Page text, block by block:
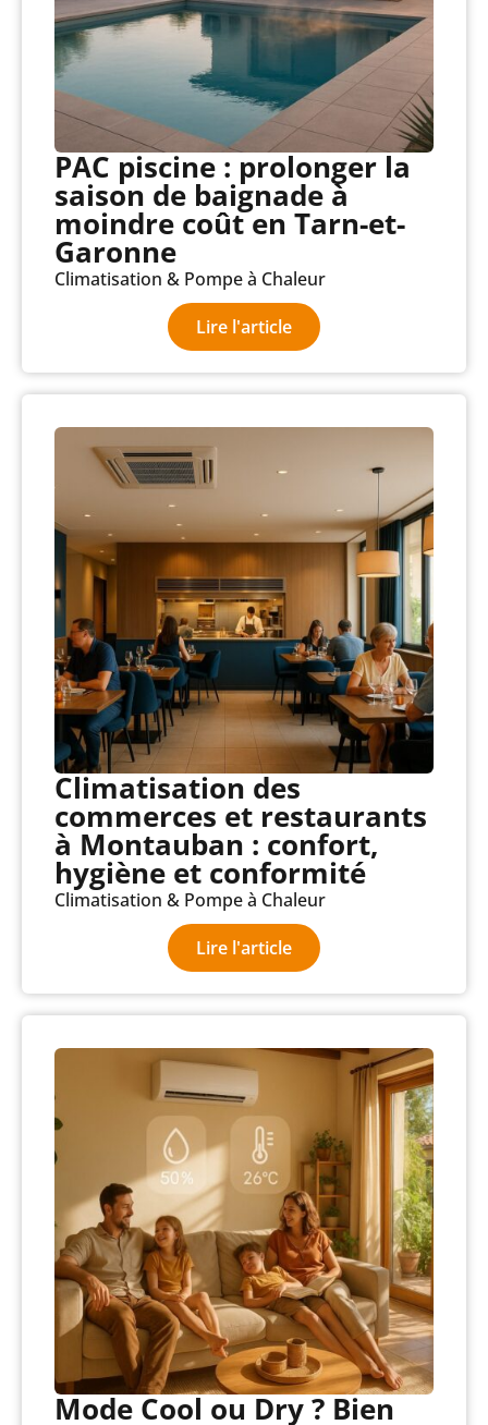
PAC piscine : prolonger la
saison de baignade à
moindre coût en Tarn-et-
Garonne
Climatisation & Pompe à Chaleur
Lire l'article
Climatisation des
commerces et restaurants
à Montauban : confort,
hygiène et conformité
Climatisation & Pompe à Chaleur
Lire l'article
Mode Cool ou Dry ? Bien